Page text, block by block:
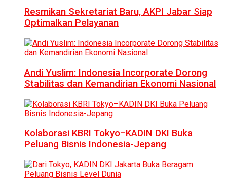
Resmikan Sekretariat Baru, AKPI Jabar Siap
Optimalkan Pelayanan
Andi Yuslim: Indonesia Incorporate Dorong
Stabilitas dan Kemandirian Ekonomi Nasional
Kolaborasi KBRI Tokyo–KADIN DKI Buka
Peluang Bisnis Indonesia-Jepang